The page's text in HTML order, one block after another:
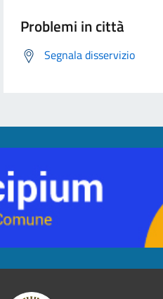
Problemi in città
Segnala disservizio